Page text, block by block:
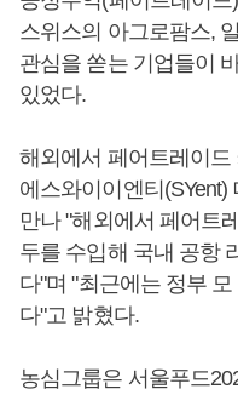
스위스의 아그로팜스,
관심을 쏟는 기업들이
있었다.
해외에서 페어트레이
에스와이이엔티
만나 "해외에서 페어트
두를 수입해 국내 공항
다"며 "최근에는 정부
다"고 밝혔다.
농심그룹은 서울푸드